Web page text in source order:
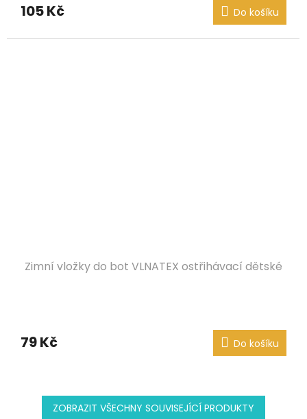
105 Kč Do košíku
Zimní vložky do bot VLNATEX ostřihávací dětské
79 Kč Do košíku
ZOBRAZIT VŠECHNY SOUVISEJÍCÍ PRODUKTY